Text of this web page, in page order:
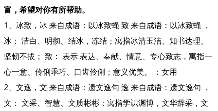
富，希望对你有所帮助。
1、冰致，冰 来自成语：以冰致蝇 致 来自成语：以冰致蝇 ，
冰： 洁白、明彻、结冰，冻结；寓指冰清玉洁、知书达理、
坚韧不拔； 致： 表示 表达、奉献、情意、专心致志，寓指一
心一意、伶俐乖巧、口齿伶俐；意义优美。 ：女用
2、文逸，文 来自成语：遗文逸句 逸 来自成语：遗文逸句 ，
文： 文采、智慧、文质彬彬；寓指学识渊博，文华辞采，文